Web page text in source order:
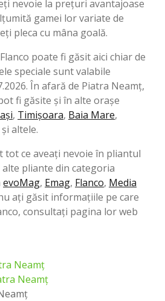
nevoie la prețuri avantajoase
gamei lor variate de
pleca cu mâna goală.
poate fi găsit aici chiar de
speciale sunt valabile
În afară de Piatra Neamț,
fi găsite și în alte orașe
, Timișoara, Baia Mare,
și altele.
tot ce aveați nevoie în pliantul
pliante din categoria
evoMag, Emag, Flanco, Media
ați găsit informațiile pe care
consultați pagina lor web
Neamț
Neamț